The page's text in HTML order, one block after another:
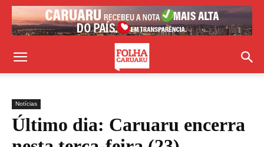
Notícias
Último dia: Caruaru encerra